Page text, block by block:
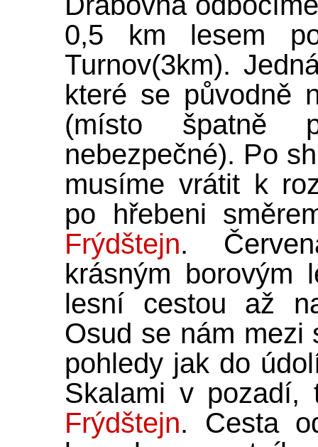
0,5 km lesem
Turnov(3km).
které se původně
(místo špatně
nebezpečné). Po
musíme vrátit k
po hřebeni
Frýdštejn.
krásným borovým
lesní cestou až
Osud se nám mezi
pohledy jak do
Skalami v
Frýdštejn. Cesta